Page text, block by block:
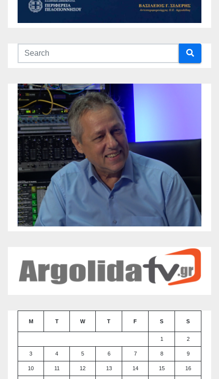
M T W T F S S
1 2
3 4 5 6 7 8 9
10 11 12 13 14 15 16